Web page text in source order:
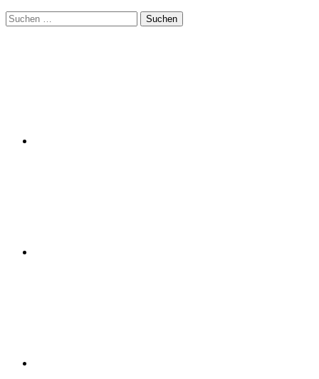
Suchen
nach: